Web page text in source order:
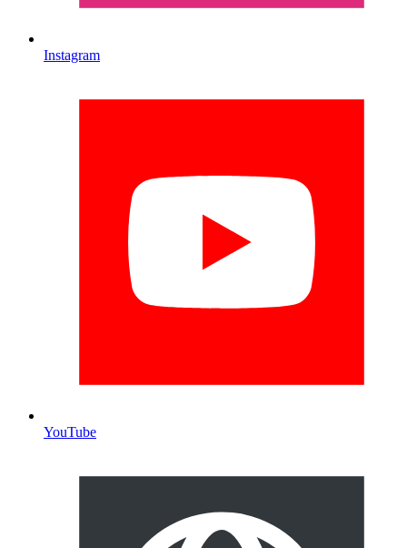
Instagram
YouTube